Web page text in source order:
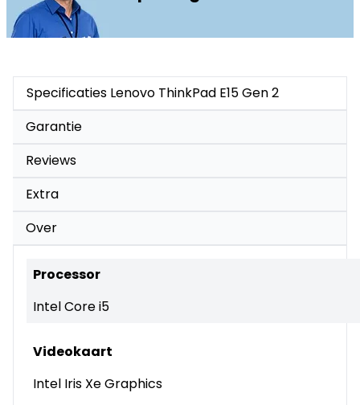
Specificaties Lenovo ThinkPad E15 Gen 2
Garantie
Reviews
Extra
Over
Processor
Intel Core i5
Videokaart
Intel Iris Xe Graphics